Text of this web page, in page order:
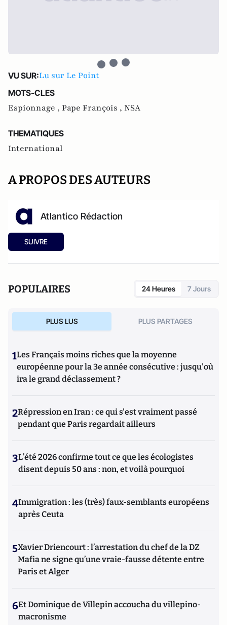
VU SUR:Lu sur Le Point
MOTS-CLES
Espionnage , Pape François , NSA
THEMATIQUES
International
A PROPOS DES AUTEURS
Atlantico Rédaction
SUIVRE
POPULAIRES 24 Heures 7 Jours
PLUS LUS PLUS PARTAGES
1Les Français moins riches que la moyenne
européenne pour la 3e année consécutive : jusqu'où
ira le grand déclassement ?
2Répression en Iran : ce qui s'est vraiment passé
pendant que Paris regardait ailleurs
3L’été 2026 confirme tout ce que les écologistes
disent depuis 50 ans : non, et voilà pourquoi
4Immigration : les (très) faux-semblants européens
après Ceuta
5Xavier Driencourt : l’arrestation du chef de la DZ
Mafia ne signe qu’une vraie-fausse détente entre
Paris et Alger
6Et Dominique de Villepin accoucha du villepino-
macronisme